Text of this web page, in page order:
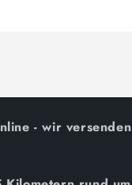
- wir versenden